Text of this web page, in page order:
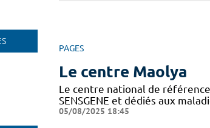
PAGES
Le centre Maolya
Le centre national de
SENSGENE et dédiés aux
05/08/2025 18:45